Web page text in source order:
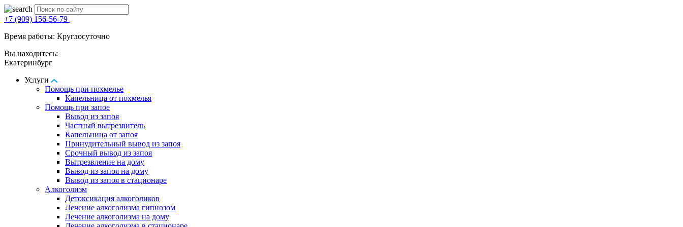
+7 (909) 156-56-79
Время работы: Круглосуточно
Вы находитесь:
Екатеринбург
Услуги
Помощь при похмелье
Капельница от похмелья
Помощь при запое
Вывод из запоя
Частный вытрезвитель
Капельница от запоя
Принудительный вывод из запоя
Срочный вывод из запоя
Вытрезвление на дому
Вывод из запоя на дому
Вывод из запоя в стационаре
Алкоголизм
Детоксикация алкоголиков
Лечение алкоголизма гипнозом
Лечение алкоголизма на дому